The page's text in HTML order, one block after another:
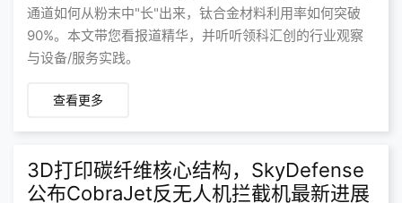
通道如何从粉末中"长"出来，钛合金材料利用率如何突破
90%。本文带您看报道精华，并听听领科汇创的行业观察
与设备/服务实践。
查看更多
3D打印碳纤维核心结构，SkyDefense
公布CobraJet反无人机拦截机最新进展